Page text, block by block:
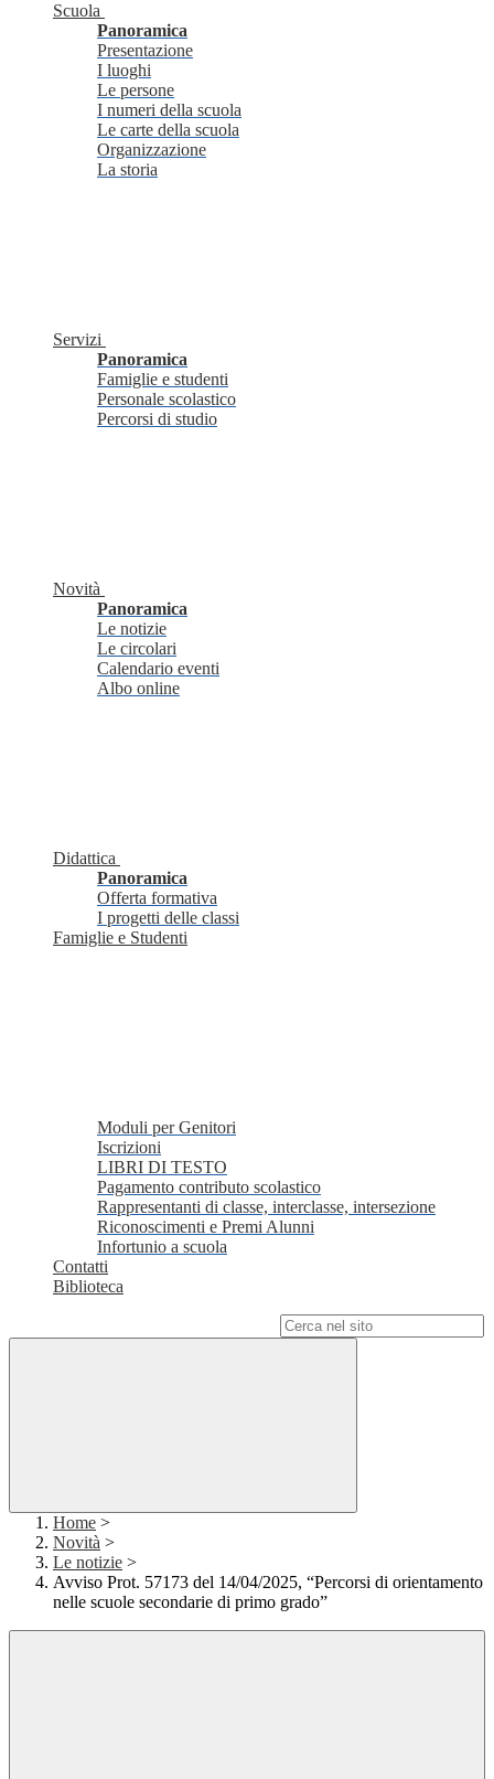
Scuola
Panoramica
Presentazione
I luoghi
Le persone
I numeri della scuola
Le carte della scuola
Organizzazione
La storia
Servizi
Panoramica
Famiglie e studenti
Personale scolastico
Percorsi di studio
Novità
Panoramica
Le notizie
Le circolari
Calendario eventi
Albo online
Didattica
Panoramica
Offerta formativa
I progetti delle classi
Famiglie e Studenti
Moduli per Genitori
Iscrizioni
LIBRI DI TESTO
Pagamento contributo scolastico
Rappresentanti di classe, interclasse, intersezione
Riconoscimenti e Premi Alunni
Infortunio a scuola
Contatti
Biblioteca
Home >
Novità >
Le notizie >
Avviso Prot. 57173 del 14/04/2025, “Percorsi di orientamento
nelle scuole secondarie di primo grado”